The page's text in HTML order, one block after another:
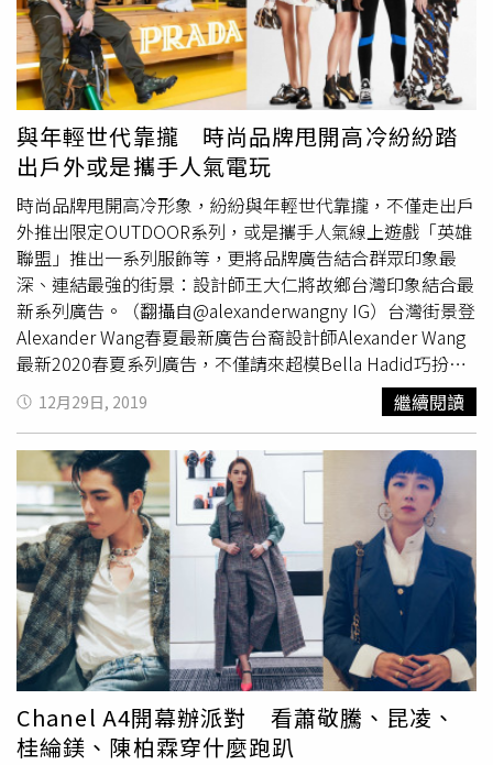
與年輕世代靠攏 時尚品牌甩開高冷紛紛踏
出戶外或是攜手人氣電玩
時尚品牌甩開高冷形象，紛紛與年輕世代靠攏，不僅走出戶
外推出限定OUTDOOR系列，或是攜手人氣線上遊戲「英雄
聯盟」推出一系列服飾等，更將品牌廣告結合群眾印象最
深、連結最強的街景：設計師王大仁將故鄉台灣印象結合最
新系列廣告。（翻攝自@alexanderwangny IG）台灣街景登
Alexander Wang春夏最新廣告台裔設計師Alexander Wang
最新2020春夏系列廣告，不僅請來超模Bella Hadid巧扮自
由女神躺地手拿冰棒，更將場景搬到了台灣，讓Bella「橫
躺」在充滿極具台灣街頭代表性的招牌叢林間。PRADA
ESCAPE系列，大量運用的迷彩與戶外元素更親近年輕族
群。在台北101開設店中店，鮮明的黃色帳篷讓人無法忽
視。（圖／品牌提供） OZI迷彩上身再度直擊女心OZI一身
迷彩帥氣站台PRADA全新特別企劃，PRADA ESCAPE系列在
全球六個城市限定販售，台北便在其中之一，系列以近年大
夯的戶外文化與旅行相關概念打造，更與日本文具老牌
Midori攜手打造文具系列。路易威登 X 英雄聯盟膠囊系列，
將於LV全球特定電子商務平台開放預購。（圖／品牌提供）
Louis Vuitton推出「英雄聯盟」聯名系列多次與英雄聯盟合
作的LV，這次終於推出聯名膠囊系列，以專屬設計的
Monogram圖樣，涵蓋男女服裝、包款與鞋款，同時運用科
技材質在系列中，創造出電玩世界的未來感。
12月29日, 2019 繼續閱讀
Chanel A4開幕辦派對 看蕭敬騰、昆凌、
桂綸鎂、陳柏霖穿什麼跑趴